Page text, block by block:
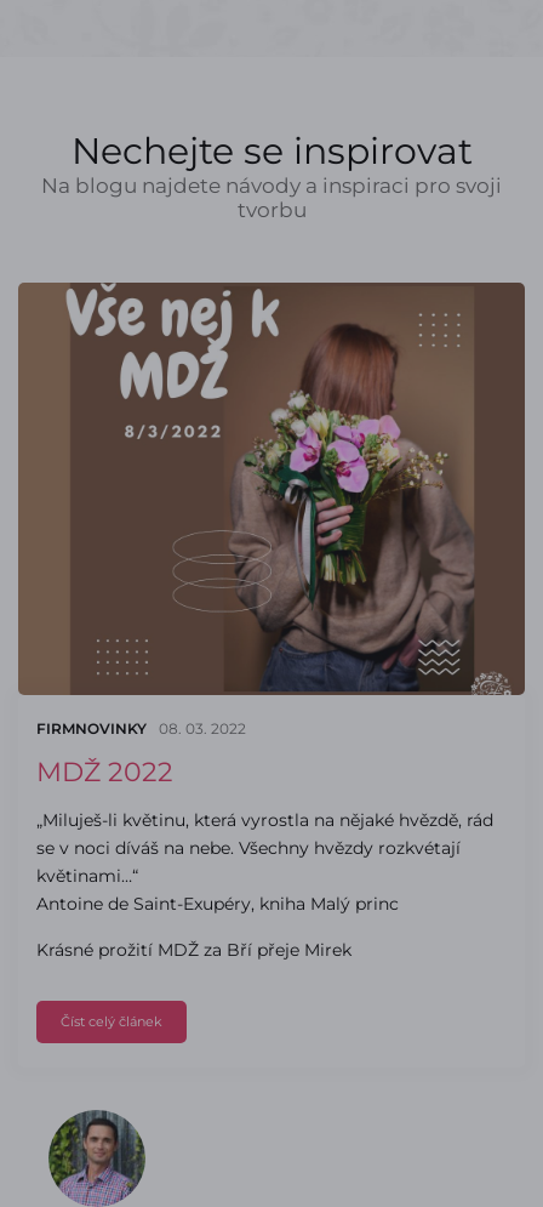
Nechejte se inspirovat
Na blogu najdete návody a inspiraci pro svoji
tvorbu
FIRMNOVINKY 08. 03. 2022
MDŽ 2022
„Miluješ-li květinu, která vyrostla na nějaké hvězdě, rád
se v noci díváš na nebe. Všechny hvězdy rozkvétají
květinami…“
Antoine de Saint-Exupéry, kniha Malý princ
Krásné prožití MDŽ za Bří přeje Mirek
Číst celý článek